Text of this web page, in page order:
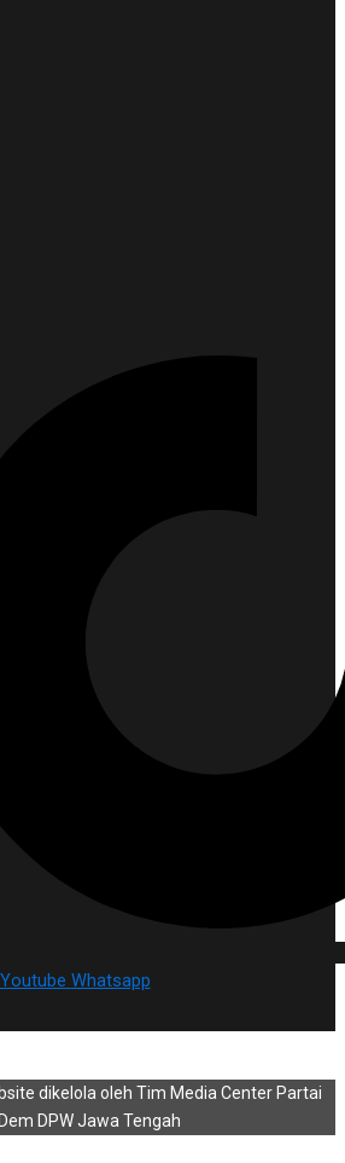
Youtube Whatsapp
dikelola oleh Tim Media Center Partai
DPW Jawa Tengah